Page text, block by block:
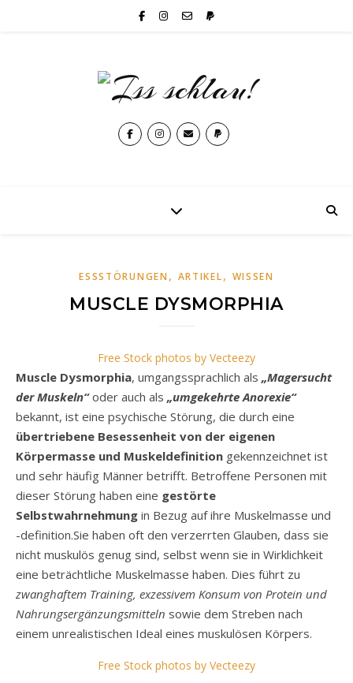
ESSSTÖRUNGEN , ARTIKEL, WISSEN
MUSCLE DYSMORPHIA
Free Stock photos by Vecteezy
Muscle Dysmorphia, umgangssprachlich als „Magersucht
der Muskeln“oder auch als „umgekehrte Anorexie“
bekannt, ist eine psychische Störung, die durch eine
übertriebene Besessenheit von der eigenen
Körpermasse und Muskeldefinition gekennzeichnet ist
und sehr häufig Männer betrifft. Betroffene Personen mit
dieser Störung haben eine gestörte
Selbstwahrnehmung in Bezug auf ihre Muskelmasse und
-definition.Sie haben oft den verzerrten Glauben, dass sie
nicht muskulös genug sind, selbst wenn sie in Wirklichkeit
eine beträchtliche Muskelmasse haben. Dies führt zu
zwanghaftem Training, exzessivem Konsum von Protein und
Nahrungsergänzungsmitteln sowie dem Streben nach
einem unrealistischen Ideal eines muskulösen Körpers.
Free Stock photos by Vecteezy